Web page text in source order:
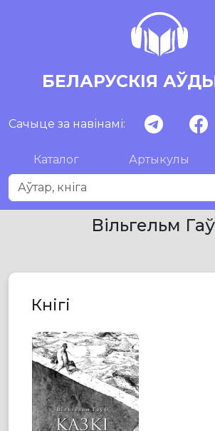
БЕЛАРУСКІЯ
Сачыце за навінамі:
Каталог Артыкулы
Вільгельм
Кнігі